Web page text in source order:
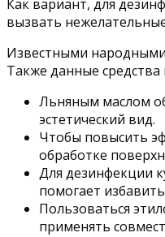
Как вариант, для
вызвать
Известными народными
Также данные средства
Льняным маслом
эстетический вид.
Чтобы повысить
обработке
Для дезинфекции
помогает
Пользоваться
применять